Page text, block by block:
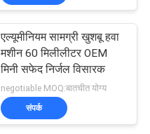
एल्यूमीनियम सामग्री खुशबू हवा
मशीन 60 मिलीलीटर OEM
मिनी सफेद निर्जल विसारक
negotiable MOQ:बातचीत योग्य
संपर्क